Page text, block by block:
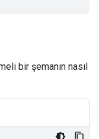
bir şemanın nasıl